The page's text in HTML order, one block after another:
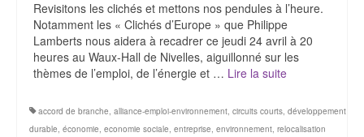
Revisitons les clichés et mettons nos pendules à l’heure.
Notamment les « Clichés d’Europe » que Philippe
Lamberts nous aidera à recadrer ce jeudi 24 avril à 20
heures au Waux-Hall de Nivelles, aiguillonné sur les
thèmes de l’emploi, de l’énergie et … Lire la suite­­
accord de branche, alliance-emploi-environnement, circuits courts, développement
durable, économie, economie sociale, entreprise, environnement, relocalisation